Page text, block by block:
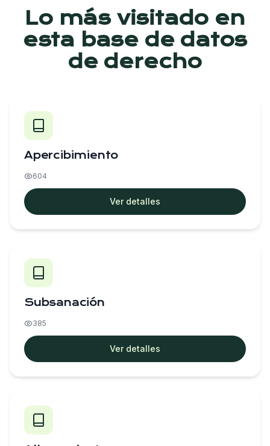
Lo más visitado en
esta base de datos
de derecho
Apercibimiento
604
Ver detalles
Subsanación
385
Ver detalles